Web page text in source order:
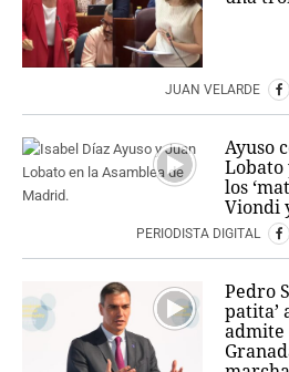
JUAN VELARDE
Ayuso
Lobato
los
Viondi
PERIODISTA DIGITAL
Pedro
patita’
admite